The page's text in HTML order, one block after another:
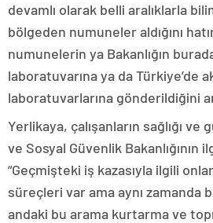
devamlı olarak belli aralıklarla
bölgeden numuneler aldığını
numunelerin ya Bakanlığın
laboratuvarına ya da Türkiye’de
laboratuvarlarına gönderildiğini
Yerlikaya, çalışanların sağlığı ve
ve Sosyal Güvenlik Bakanlığının
“Geçmişteki iş kazasıyla ilgili
süreçleri var ama aynı zamanda
andaki bu arama kurtarma ve